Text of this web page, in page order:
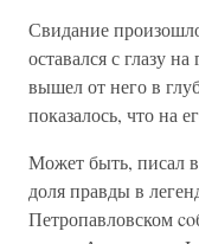
Свидание
оставался с глазу
вышел от него в
показалось, что на
Может быть, писал
доля правды в
Петропавловском